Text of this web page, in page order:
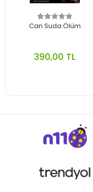
Can Suda Ölüm
390,00 TL